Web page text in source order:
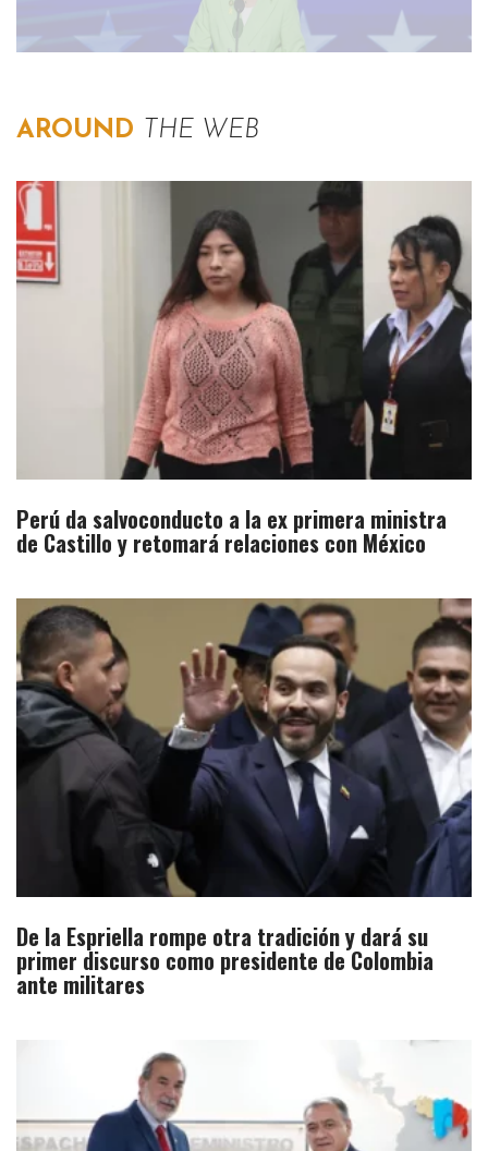
AROUND THE WEB
Perú da salvoconducto a la ex primera ministra
de Castillo y retomará relaciones con México
De la Espriella rompe otra tradición y dará su
primer discurso como presidente de Colombia
ante militares